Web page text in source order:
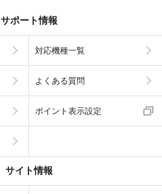
サポート情報
対応機種一覧
よくある質問
ポイント表示設定
サイト情報